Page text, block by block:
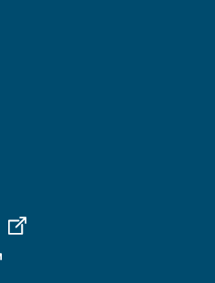
Länk till annan webbplats
till annan webbplats